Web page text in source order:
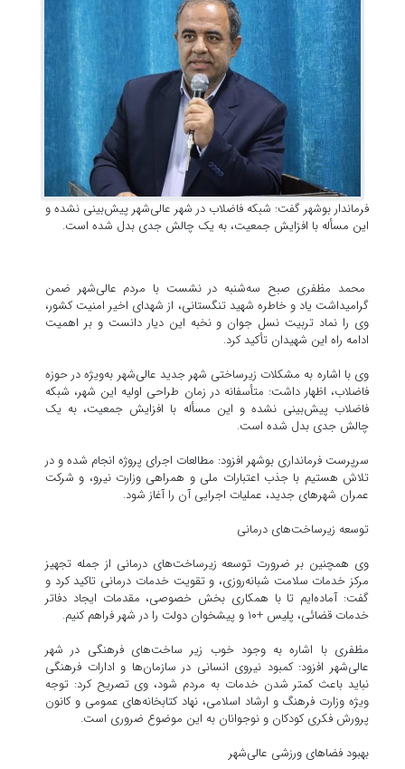
فرماندار بوشهر گفت: شبکه فاضلاب در شهر عالی‌شهر پیش‌بینی نشده و
این مسأله با افزایش جمعیت، به یک چالش جدی بدل شده است.
محمد مظفری صبح سه‌شنبه در نشست با مردم عالی‌شهر ضمن
گرامیداشت یاد و خاطره شهید تنگستانی، از شهدای اخیر امنیت کشور،
وی را نماد تربیت نسل جوان و نخبه این دیار دانست و بر اهمیت
ادامه راه این شهیدان تأکید کرد.
وی با اشاره به مشکلات زیرساختی شهر جدید عالی‌شهر به‌ویژه در حوزه
فاضلاب، اظهار داشت: متأسفانه در زمان طراحی اولیه این شهر، شبکه
فاضلاب پیش‌بینی نشده و این مسأله با افزایش جمعیت، به یک
چالش جدی بدل شده است.
سرپرست فرمانداری بوشهر افزود: مطالعات اجرای پروژه انجام شده و در
تلاش هستیم با جذب اعتبارات ملی و همراهی وزارت نیرو، و شرکت
عمران شهرهای جدید، عملیات اجرایی آن را آغاز شود.
توسعه زیرساخت‌های درمانی
وی همچنین بر ضرورت توسعه زیرساخت‌های درمانی از جمله تجهیز
مرکز خدمات سلامت شبانه‌روزی، و تقویت خدمات درمانی تاکید کرد و
گفت: آماده‌ایم تا با همکاری بخش خصوصی، مقدمات ایجاد دفاتر
خدمات قضائی، پلیس +۱۰ و پیشخوان دولت را در شهر فراهم کنیم.
مظفری با اشاره به وجود خوب زیر ساخت‌های فرهنگی در شهر
عالی‌شهر افزود: کمبود نیروی انسانی در سازمان‌ها و ادارات فرهنگی
نباید باعث کمتر شدن خدمات به مردم شود، وی تصریح کرد: توجه
ویژه وزارت فرهنگ و ارشاد اسلامی، نهاد کتابخانه‌های عمومی و کانون
پرورش فکری کودکان و نوجوانان به این موضوع ضروری است.
بهبود فضاهای ورزشی عالی‌شهر